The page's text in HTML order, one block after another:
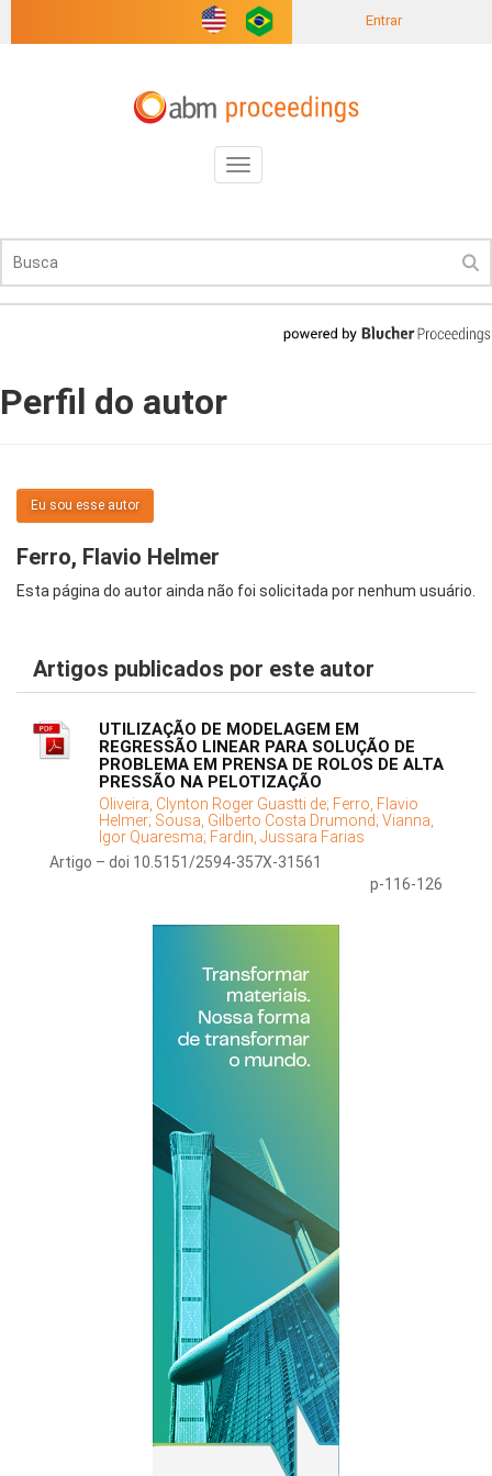
Entrar
Toggle
navigation
Perfil do autor
Eu sou esse autor
Ferro, Flavio Helmer
Esta página do autor ainda não foi solicitada por nenhum usuário.
Artigos publicados por este autor
UTILIZAÇÃO DE MODELAGEM EM
REGRESSÃO LINEAR PARA SOLUÇÃO DE
PROBLEMA EM PRENSA DE ROLOS DE ALTA
PRESSÃO NA PELOTIZAÇÃO
Oliveira, Clynton Roger Guastti de; Ferro, Flavio
Helmer; Sousa, Gilberto Costa Drumond; Vianna,
Igor Quaresma; Fardin, Jussara Farias
Artigo – doi 10.5151/2594-357X-31561
p-116-126